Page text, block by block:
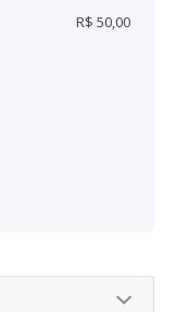
R$ 50,00